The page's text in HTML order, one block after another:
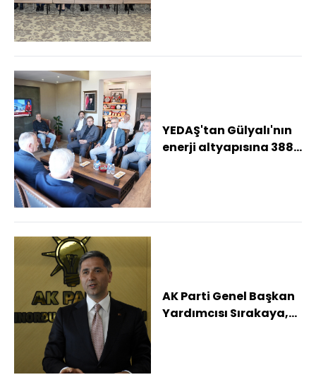
YEDAŞ'tan Gülyalı'nın
enerji altyapısına 388
AK Parti Genel Başkan
Yardımcısı Sırakaya,